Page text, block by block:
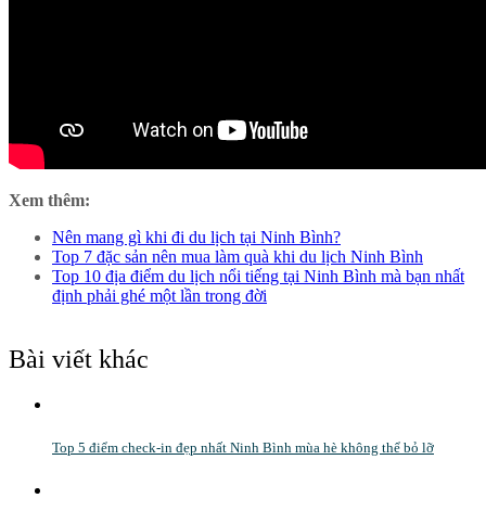
Xem thêm:
Nên mang gì khi đi du lịch tại Ninh Bình?
Top 7 đặc sản nên mua làm quà khi du lịch Ninh Bình
Top 10 địa điểm du lịch nổi tiếng tại Ninh Bình mà bạn nhất
định phải ghé một lần trong đời
Bài viết khác
Top 5 điểm check-in đẹp nhất Ninh Bình mùa hè không thể bỏ lỡ